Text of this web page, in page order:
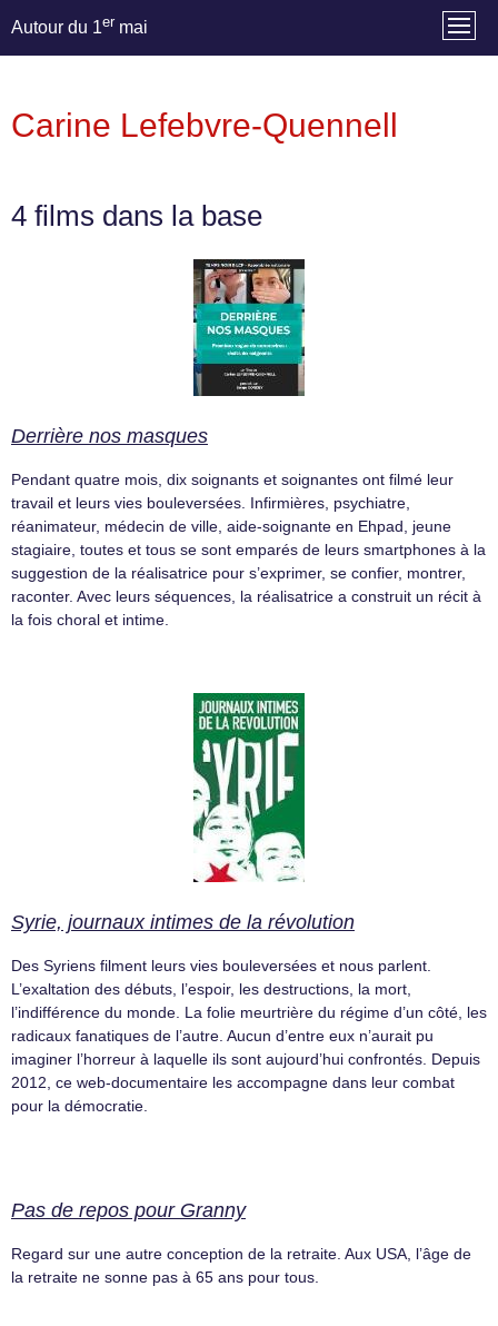
Autour du 1er mai
Carine Lefebvre-Quennell
4 films dans la base
Derrière nos masques
Pendant quatre mois, dix soignants et soignantes ont filmé leur
travail et leurs vies bouleversées. Infirmières, psychiatre,
réanimateur, médecin de ville, aide-soignante en Ehpad, jeune
stagiaire, toutes et tous se sont emparés de leurs smartphones à la
suggestion de la réalisatrice pour s’exprimer, se confier, montrer,
raconter. Avec leurs séquences, la réalisatrice a construit un récit à
la fois choral et intime.
Syrie, journaux intimes de la révolution
Des Syriens filment leurs vies bouleversées et nous parlent.
L’exaltation des débuts, l’espoir, les destructions, la mort,
l’indifférence du monde. La folie meurtrière du régime d’un côté, les
radicaux fanatiques de l’autre. Aucun d’entre eux n’aurait pu
imaginer l’horreur à laquelle ils sont aujourd’hui confrontés. Depuis
2012, ce web-documentaire les accompagne dans leur combat
pour la démocratie.
Pas de repos pour Granny
Regard sur une autre conception de la retraite. Aux USA, l’âge de
la retraite ne sonne pas à 65 ans pour tous.